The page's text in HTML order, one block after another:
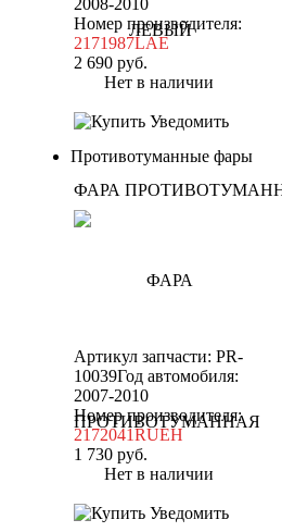
2008-2010
Номер производителя:
2171987LAE
2 690 руб.
Нет в наличии
Уведомить
Противотуманные фары
ФАРА
Артикул запчасти: PR-
10039Год автомобиля:
2007-2010
Номер производителя:
2172041RUEH
1 730 руб.
Нет в наличии
Уведомить